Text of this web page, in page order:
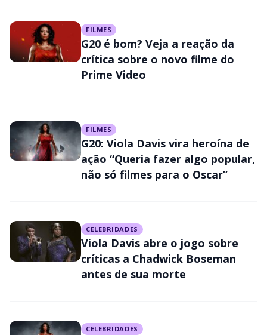
FILMES
G20 é bom? Veja a reação da
crítica sobre o novo filme do
Prime Video
FILMES
G20: Viola Davis vira heroína de
ação “Queria fazer algo popular,
não só filmes para o Oscar”
CELEBRIDADES
Viola Davis abre o jogo sobre
críticas a Chadwick Boseman
antes de sua morte
CELEBRIDADES